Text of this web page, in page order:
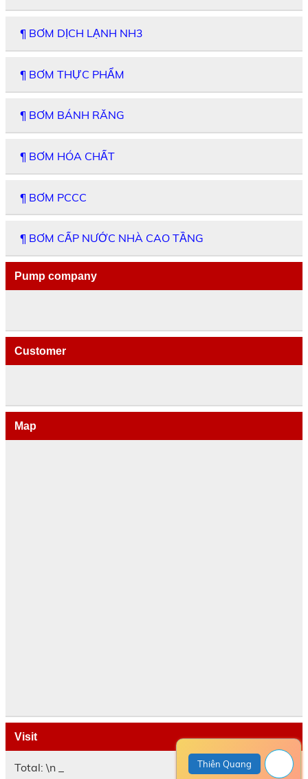
¶ BƠM DỊCH LẠNH NH3
¶ BƠM THỰC PHẨM
¶ BƠM BÁNH RĂNG
¶ BƠM HÓA CHẤT
¶ BƠM PCCC
¶ BƠM CẤP NƯỚC NHÀ CAO TẦNG
Pump company
Customer
Map
Visit
Total: \n Thiên Quang